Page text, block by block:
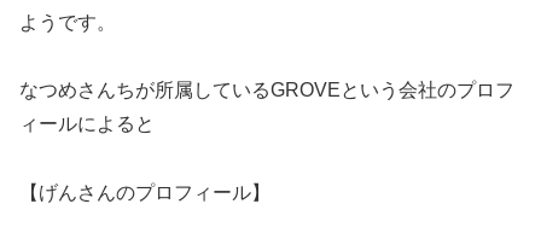
ようです。
なつめさんちが所属しているGROVEという会社のプロフ
ィールによると
【 げんさんのプロフィール】